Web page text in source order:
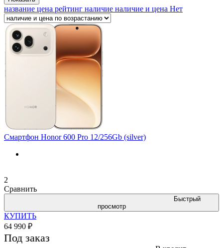
название цена рейтинг наличие наличие и цена Нет
Смартфон Honor 600 Pro 12/256Gb (silver)
2
Сравнить
Быстрый
просмотр
КУПИТЬ
64 990 ₽
Под заказ